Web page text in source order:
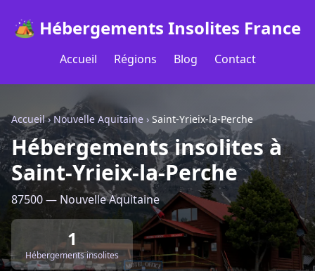
🏕️ Hébergements Insolites France
Accueil Régions Blog Contact
Accueil›Nouvelle Aquitaine › Saint-Yrieix-la-Perche
Hébergements insolites à
Saint-Yrieix-la-Perche
87500 — Nouvelle Aquitaine
1
Hébergements insolites